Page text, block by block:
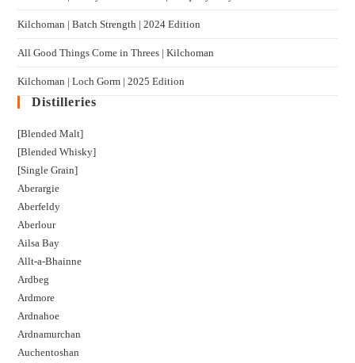
Kilchoman | Batch Strength | 2024 Edition
All Good Things Come in Threes | Kilchoman
Kilchoman | Loch Gorm​ | 2025 Edition
Distilleries
[Blended Malt]
[Blended Whisky]
[Single Grain]
Aberargie
Aberfeldy
Aberlour
Ailsa Bay
Allt-a-Bhainne
Ardbeg
Ardmore
Ardnahoe
Ardnamurchan
Auchentoshan